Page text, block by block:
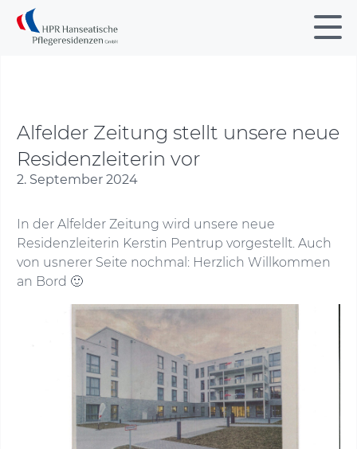
Alfelder Zeitung stellt unsere neue
Residenzleiterin vor
2. September 2024
In der Alfelder Zeitung wird unsere neue
Residenzleiterin Kerstin Pentrup vorgestellt. Auch
von usnerer Seite nochmal: Herzlich Willkommen
an Bord 🙂